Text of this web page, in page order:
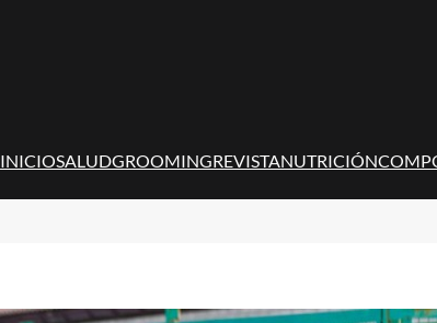
INICIOSALUDGROOMINGREVISTANUTRICIÓN